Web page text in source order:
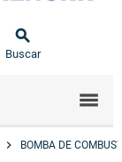

Buscar
chevron_right BOMBA DE